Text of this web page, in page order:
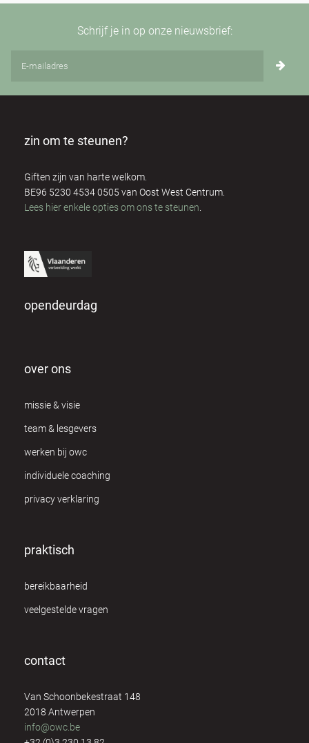
Schrijf je in op onze nieuwsbrief:
zin om te steunen?
Giften zijn van harte welkom.
BE96 5230 4534 0505 van Oost West Centrum.
Lees hier enkele opties om ons te steunen
opendeurdag
over ons
missie & visie
team & lesgevers
werken bij owc
individuele coaching
privacy verklaring
praktisch
bereikbaarheid
veelgestelde vragen
contact
Van Schoonbekestraat 148
2018 Antwerpen
info@owc.be